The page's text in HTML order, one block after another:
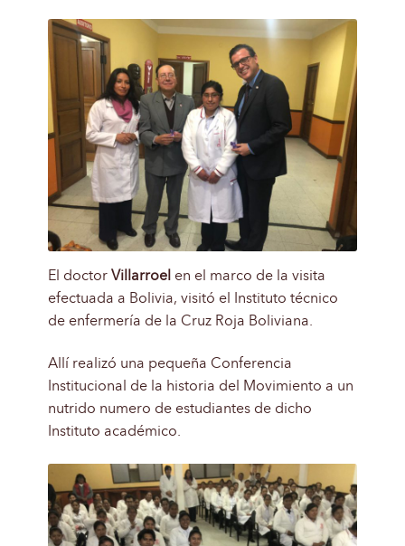
El doctor Villarroel en el marco de la visita
efectuada a Bolivia, visitó el Instituto técnico
de enfermería de la Cruz Roja Boliviana.
Allí realizó una pequeña Conferencia
Institucional de la historia del Movimiento a un
nutrido numero de estudiantes de dicho
Instituto académico.